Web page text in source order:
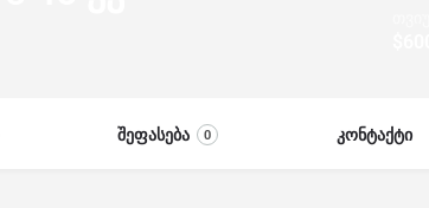
შეფასება 0 კონტაქტი